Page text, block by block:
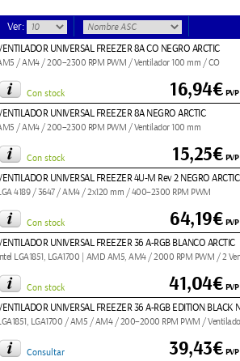
Ver:
UNIVERSAL FREEZER 8A CO NEGRO ARCTIC
/ AM4 / 200–2300 RPM PWM / Ventilador 100 mm / CO
Con stock 16,94€PVP
UNIVERSAL FREEZER 8A NEGRO ARCTIC
/ AM4 / 200–2300 RPM PWM / Ventilador 100 mm
Con stock 15,25€PVP
UNIVERSAL FREEZER 4U-M Rev 2 NEGRO ARCTIC
4189 / 3647 / AM4 / 2x120 mm / 400–2300 RPM PWM
Con stock 64,19€PVP
UNIVERSAL FREEZER 36 A-RGB BLANCO ARCTIC
LGA1851, LGA1700 | AMD AM5, AM4 / 2000 RPM PWM / 2
Con stock 41,04€PVP
UNIVERSAL FREEZER 36 A-RGB EDITION BLACK
LGA1700 / AM5 / AM4 / 200–2000 RPM PWM /
Consultar 39,43€PVP